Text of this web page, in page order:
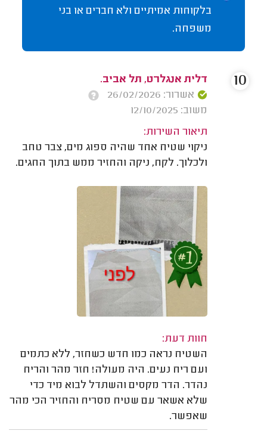
בלקוחות אמיתיים ולא חברים או בני
משפחה.
דלית אנגלרט, תל אביב.
אשרור: 26/02/2026
משוב: 12/10/2025
תיאור השירות:
ניקוי שטיח אחד שהיה ספוג מים, צבר טחב
ולכלוך. לקח, ניקה והחזיר ממש בתוך החגים.
חוות דעת:
השטיח נראה כמו חדש כשחזר, ללא כתמים
ועם ריח נעים. היה מעולה! חזר מהר והריח
נהדר. הדר מקסים והשתדל לבוא מיד כדי
שלא אשאר עם שטיח מסריח והחזיר הכי מהר
שאפשר.
10